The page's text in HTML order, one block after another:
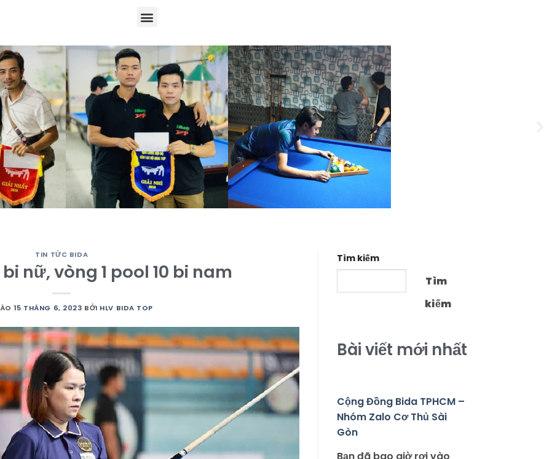
TIN TỨC BIDA
nữ, vòng 1 pool 10 bi nam
15 THÁNG 6, 2023 BỞI HLV BIDA TOP
Tìm kiếm
Tìm
kiếm
Bài viết mới nhất
Cộng Đồng Bida TPHCM –
Nhóm Zalo Cơ Thủ Sài
Gòn